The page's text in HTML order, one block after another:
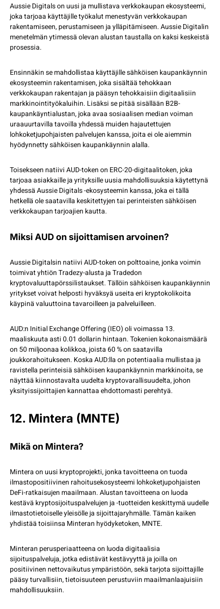
Aussie Digitals on uusi ja mullistava verkkokaupan ekosysteemi,
joka tarjoaa käyttäjille työkalut menestyvän verkkokaupan
rakentamiseen, perustamiseen ja ylläpitämiseen. Aussie Digitalin
menetelmän ytimessä olevan alustan taustalla on kaksi keskeistä
prosessia.
Ensinnäkin se mahdollistaa käyttäjille sähköisen kaupankäynnin
ekosysteemin rakentamisen, joka sisältää tehokkaan
verkkokaupan rakentajan ja pääsyn tehokkaisiin digitaalisiin
markkinointityökaluihin. Lisäksi se pitää sisällään B2B-
kaupankäyntialustan, joka avaa sosiaalisen median voiman
uraauurtavilla tavoilla yhdessä muiden hajautettujen
lohkoketjupohjaisten palvelujen kanssa, joita ei ole aiemmin
hyödynnetty sähköisen kaupankäynnin alalla.
Toisekseen natiivi AUD-token on ERC-20-digitaalitoken, joka
tarjoaa asiakkaille ja yrityksille uusia mahdollisuuksia käytettynä
yhdessä Aussie Digitals -ekosysteemin kanssa, joka ei tällä
hetkellä ole saatavilla keskitettyjen tai perinteisten sähköisen
verkkokaupan tarjoajien kautta.
Miksi AUD on sijoittamisen arvoinen?
Aussie Digitalsin natiivi AUD-token on polttoaine, jonka voimin
toimivat yhtiön Tradezy-alusta ja Tradedon
kryptovaluuttapörssilistaukset. Tällöin sähköisen kaupankäynnin
yritykset voivat helposti hyväksyä useita eri kryptokolikoita
käypinä valuuttoina tavaroilleen ja palveluilleen.
AUD:n Initial Exchange Offering (IEO) oli voimassa 13.
maaliskuuta asti 0.01 dollarin hintaan. Tokenien kokonaismäärä
on 50 miljoonaa kolikkoa, joista 60 % on saatavilla
joukkorahoitukseen. Koska AUD:lla on potentiaalia mullistaa ja
ravistella perinteisiä sähköisen kaupankäynnin markkinoita, se
näyttää kiinnostavalta uudelta kryptovarallisuudelta, johon
yksityissijoittajien kannattaa ehdottomasti perehtyä.
12. Mintera (MNTE)
Mikä on Mintera?
Mintera on uusi kryptoprojekti, jonka tavoitteena on tuoda
ilmastopositiivinen rahoitusekosysteemi lohkoketjupohjaisten
DeFi-ratkaisujen maailmaan. Alustan tavoitteena on luoda
kestävä kryptosijoituspalvelujen ja -tuotteiden keskittymä uudelle
ilmastotietoiselle yleisölle ja sijoittajaryhmälle. Tämän kaiken
yhdistää toisiinsa Minteran hyödyketoken, MNTE.
Minteran perusperiaatteena on luoda digitaalisia
sijoituspalveluja, jotka edistävät kestävyyttä ja joilla on
positiivinen nettovaikutus ympäristöön, sekä tarjota sijoittajille
pääsy turvallisiin, tietoisuuteen perustuviin maailmanlaajuisiin
mahdollisuuksiin.